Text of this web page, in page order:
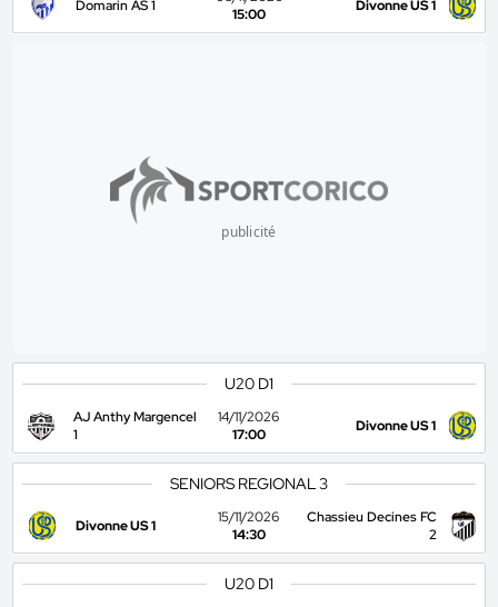
Domarin AS 1
15:00
Divonne US 1
publicité
U20 D1
AJ Anthy Margencel
1
14/11/2026
17:00
Divonne US 1
SENIORS REGIONAL 3
Divonne US 1
15/11/2026
14:30
Chassieu Decines FC
2
U20 D1